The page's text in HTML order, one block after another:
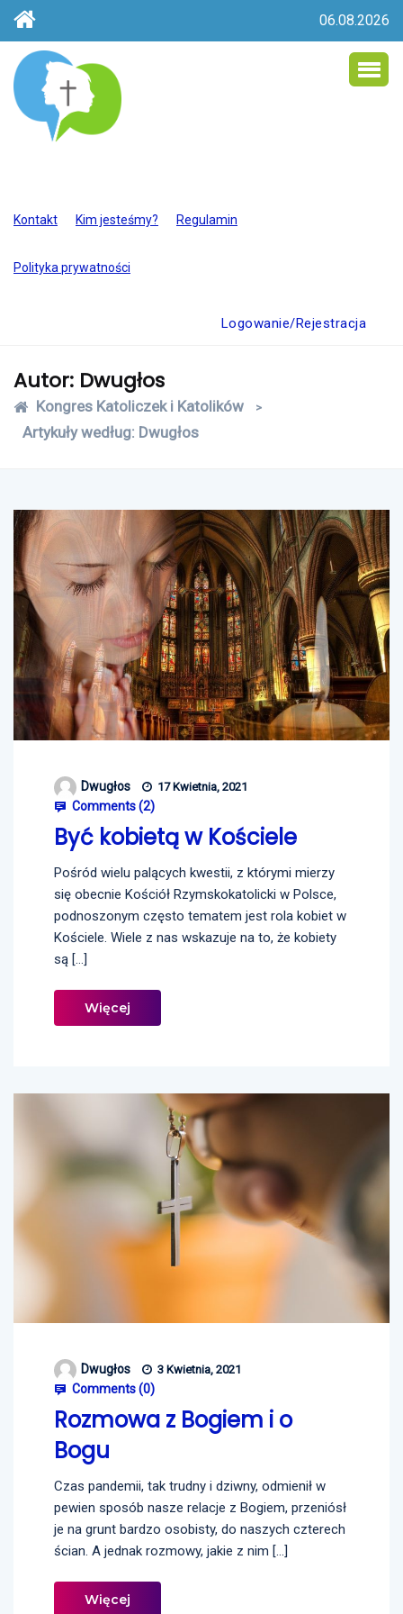
06.08.2026
Kontakt Kim jesteśmy? Regulamin
Polityka prywatności
Logowanie/Rejestracja
Autor: Dwugłos
Kongres Katoliczek i Katolików >
Artykuły według: Dwugłos
Dwugłos 17 Kwietnia, 2021
Comments (2)
Być kobietą w Kościele
Pośród wielu palących kwestii, z którymi mierzy
się obecnie Kościół Rzymskokatolicki w Polsce,
podnoszonym często tematem jest rola kobiet w
Kościele. Wiele z nas wskazuje na to, że kobiety
są […]
Więcej
Dwugłos 3 Kwietnia, 2021
Comments (0)
Rozmowa z Bogiem i o
Bogu
Czas pandemii, tak trudny i dziwny, odmienił w
pewien sposób nasze relacje z Bogiem, przeniósł
je na grunt bardzo osobisty, do naszych czterech
ścian. A jednak rozmowy, jakie z nim […]
Więcej